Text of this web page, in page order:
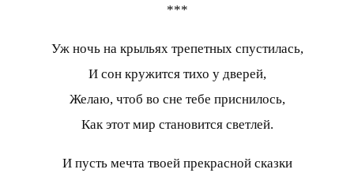
***
Уж ночь на крыльях трепетных спустилась,
И сон кружится тихо у дверей,
Желаю, чтоб во сне тебе приснилось,
Как этот мир становится светлей.
И пусть мечта твоей прекрасной сказки